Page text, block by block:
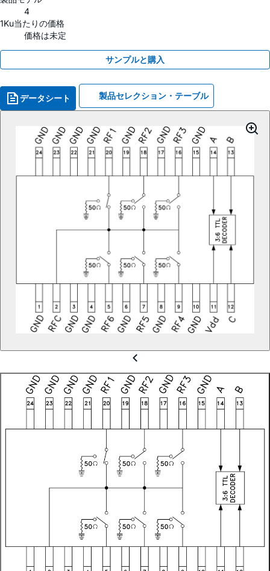
4
1Ku当たりの価格
価格は未定
サンプルと購入
データシート 製品セレクション・テーブル